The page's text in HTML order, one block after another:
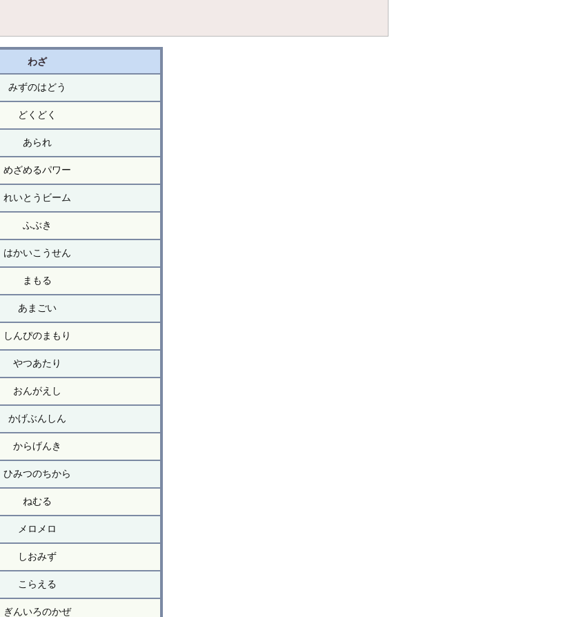
わざ
みずのはどう
どくどく
あられ
めざめるパワー
れいとうビーム
ふぶき
はかいこうせん
まもる
あまごい
しんぴのまもり
やつあたり
おんがえし
かげぶんしん
からげんき
ひみつのちから
ねむる
メロメロ
しおみず
こらえる
ぎんいろのかぜ